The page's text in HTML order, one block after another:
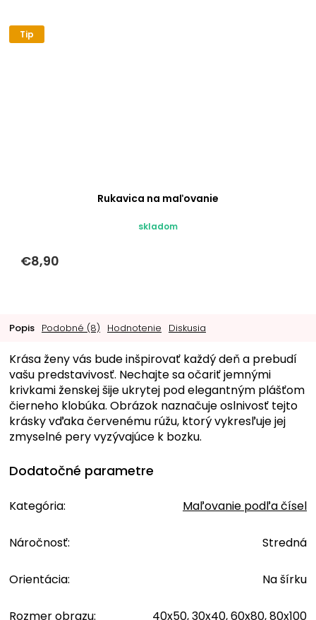
Tip
Rukavica na maľovanie
skladom
€8,90
Popis Podobné (8) Hodnotenie Diskusia
Krása ženy vás bude inšpirovať každý deň a prebudí
vašu predstavivosť. Nechajte sa očariť jemnými
krivkami ženskej šije ukrytej pod elegantným plášťom
čierneho klobúka. Obrázok naznačuje oslnivosť tejto
krásky vďaka červenému rúžu, ktorý vykresľuje jej
zmyselné pery vyzývajúce k bozku.
Dodatočné parametre
Kategória: Maľovanie podľa čísel
Náročnosť: Stredná
Orientácia: Na šírku
Rozmer obrazu: 40x50, 30x40, 60x80, 80x100